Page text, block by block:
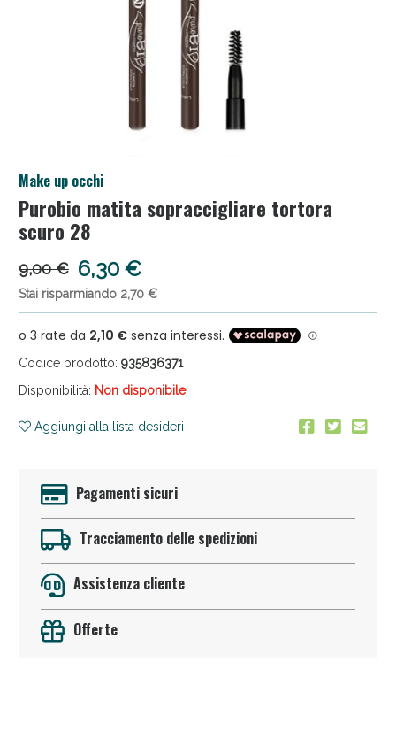
Make up occhi
Purobio matita sopraccigliare tortora
scuro 28
9,00 € 6,30 €
Stai risparmiando 2,70 €
Codice prodotto: 935836371
Disponibilità: Non disponibile
Aggiungi alla lista desideri
Pagamenti sicuri
Tracciamento delle spedizioni
Assistenza cliente
Offerte
Salini e Multivitaminici: oggi Sconto extra fino al
Anticellulite e Fanghi: Sconto fino al 40% valido